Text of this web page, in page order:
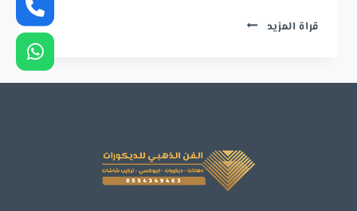
قراة المزيد ديكورات
جدة
اسعار
ديكور